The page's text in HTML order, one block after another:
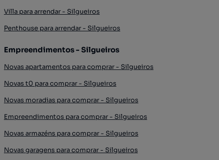
Villa para arrendar - Silgueiros
Penthouse para arrendar - Silgueiros
Empreendimentos - Silgueiros
Novas apartamentos para comprar - Silgueiros
Novas t0 para comprar - Silgueiros
Novas moradias para comprar - Silgueiros
Empreendimentos para comprar - Silgueiros
Novas armazéns para comprar - Silgueiros
Novas garagens para comprar - Silgueiros